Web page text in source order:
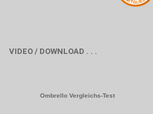
VIDEO / DOWNLOAD . . .
Ombrello Vergleichs-Test